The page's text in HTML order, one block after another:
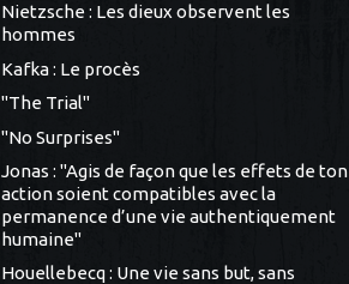
Nietzsche : Les dieux observent les
hommes
Kafka : Le procès
"The Trial"
"No Surprises"
Jonas : "Agis de façon que les effets de ton
action soient compatibles avec la
permanence d’une vie authentiquement
humaine"
Houellebecq : Une vie sans but, sans